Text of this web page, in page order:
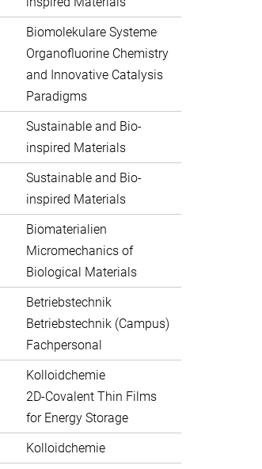
Biomolekulare Systeme
Organofluorine Chemistry
and Innovative Catalysis
Paradigms
Sustainable and Bio-
inspired Materials
Sustainable and Bio-
inspired Materials
Biomaterialien
Micromechanics of
Biological Materials
Betriebstechnik
Betriebstechnik (Campus)
Fachpersonal
Kolloidchemie
2D-Covalent Thin Films
for Energy Storage
Kolloidchemie